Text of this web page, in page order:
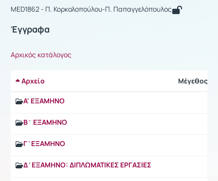
MED1862 - Π. Κορκολοπούλου-Π. Παπαγγελόπουλος
Έγγραφα
Αρχικός κατάλογος
Αρχείο Μέγεθος
Α' ΕΞΑΜΗΝΟ
Β΄ ΕΞΑΜΗΝΟ
Γ΄ΕΞΑΜΗΝΟ
Δ΄ΕΞΑΜΗΝΟ: ΔΙΠΛΩΜΑΤΙΚΕΣ ΕΡΓΑΣΙΕΣ